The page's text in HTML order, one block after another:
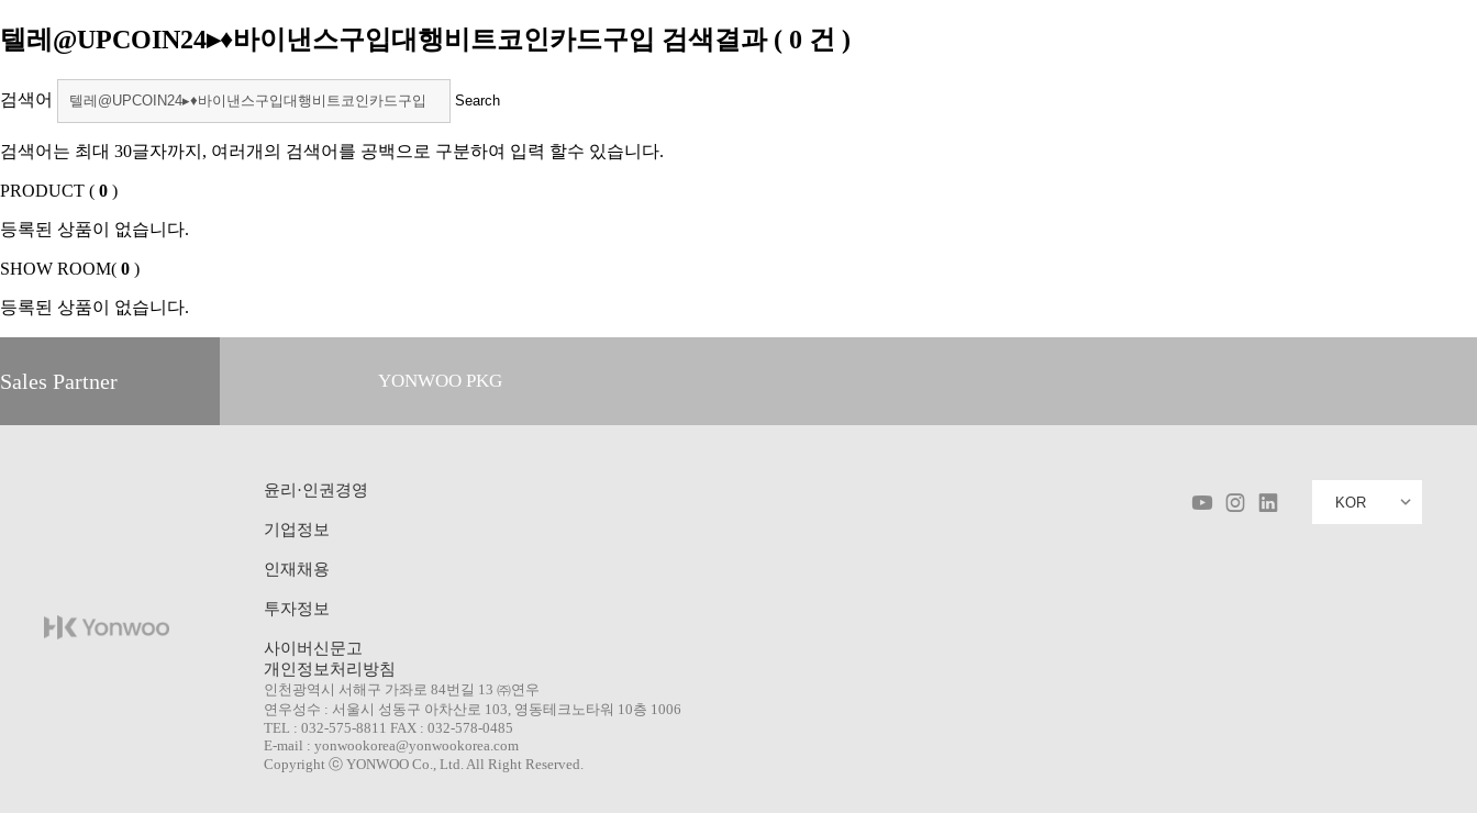
텔레@UPCOIN24▸♦바이낸스구입대행비트코인카드구입 검색결과 ( 0 건 )
검색어
검색어는 최대 30글자까지, 여러개의 검색어를 공백으로 구분하여 입력 할수 있습니다.
PRODUCT ( 0 )
등록된 상품이 없습니다.
SHOW ROOM( 0 )
등록된 상품이 없습니다.
Sales Partner YONWOO PKG
윤리·인권경영
기업정보
인재채용
투자정보
사이버신문고
개인정보처리방침
인천광역시 서해구 가좌로 84번길 13 ㈜연우
연우성수 : 서울시 성동구 아차산로 103, 영동테크노타워 10층 1006
TEL : 032-575-8811 FAX : 032-578-0485
E-mail : yonwookorea@yonwookorea.com
Copyright ⓒ YONWOO Co., Ltd. All Right Reserved.